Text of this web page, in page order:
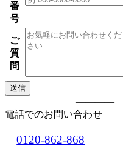
番
号
ご
質
問
電話でのお問い合わせ
0120-862-868